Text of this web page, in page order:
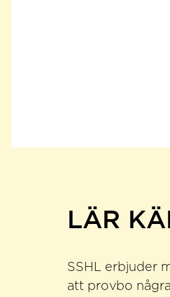
LÄR
SSHL erbjuder
att provbo